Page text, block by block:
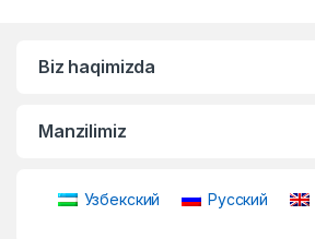
Biz haqimizda
Manzilimiz
Узбекский Русский